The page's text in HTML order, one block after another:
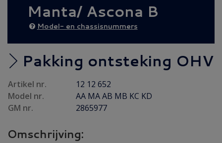
Diesel AANBIEDING
50% AFHAALKORTING
Brandstof/ Uitlaat
Bumper/ Spoiler/ Spiegel(37)
Carrosserie
(17)
Carrosserie plaatwerk(9)
Emblemen/ Sierlijsten
Manta/ Ascona B
Model- en chassisnummers
Pakking ontsteking OHV
Artikel nr.
12 12 652
Model nr.
AA MA AB MB KC KD
GM nr.
2865977
Omschrijving: